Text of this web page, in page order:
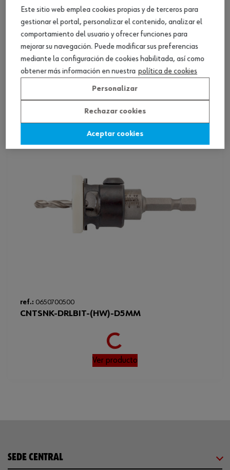
ref.:0650700450
CNTSNK-DRLBIT-(HW)-D4,5MM
Loading...
ref.: 0650700500
CNTSNK-DRLBIT-(HW)-D5MM
Loading...
Ver producto
SEDE CENTRAL
Este sitio web emplea cookies propias y de terceros para
gestionar el portal, personalizar el contenido, analizar el
comportamiento del usuario y ofrecer funciones para
mejorar su navegación. Puede modificar sus preferencias
mediante la configuración de cookies habilitada, así como
obtener más información en nuestra política de cookies
Personalizar
Rechazar cookies
Aceptar cookies